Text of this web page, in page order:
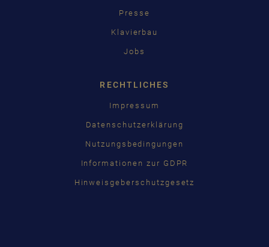
Presse
Klavierbau
Jobs
RECHTLICHES
Impressum
Datenschutzerklärung
Nutzungsbedingungen
Informationen zur GDPR
Hinweisgeberschutzgesetz